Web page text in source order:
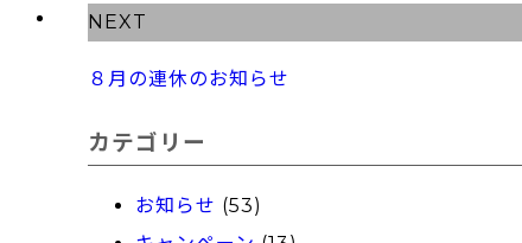
NEXT
８月の連休のお知らせ
カテゴリー
お知らせ (53)